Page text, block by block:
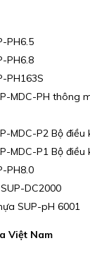
PH6.5
PH6.8
PH163S
MDC-PH thông
MDC-P2 Bộ
MDC-P1 Bộ
PH8.0
SUP-DC2000
SUP-pH 6001
Việt Nam